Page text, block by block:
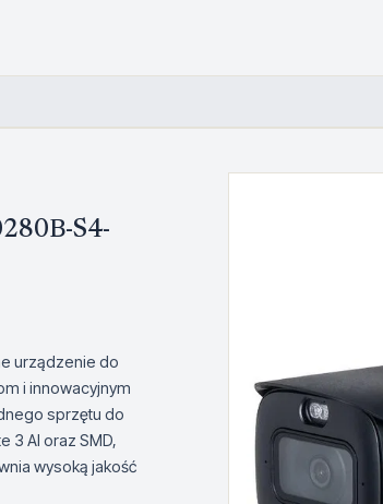
S4-
urządzenie do
i innowacyjnym
sprzętu do
3 AI oraz SMD,
wysoką jakość